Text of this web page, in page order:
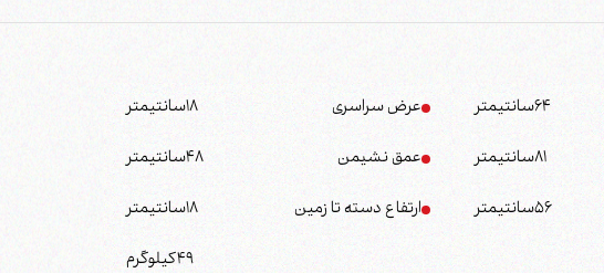
64سانتیمتر عرض سراسری 18سانتیمتر
81سانتیمتر عمق نشیمن 48سانتیمتر
56سانتیمتر ارتفاع دسته تا زمین 18سانتیمتر
49کیلوگرم